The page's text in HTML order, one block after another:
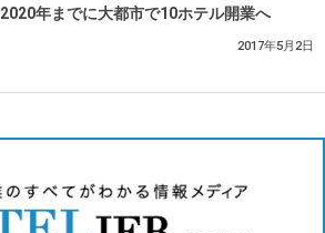
2020年までに大都市で10ホテル開業へ
2017年5月2日